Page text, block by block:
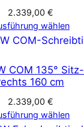
2.339,00 €
wählen
COM 135°
160 cm
2.339,00 €
wählen